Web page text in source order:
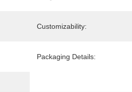
Customizability:
Packaging Details: